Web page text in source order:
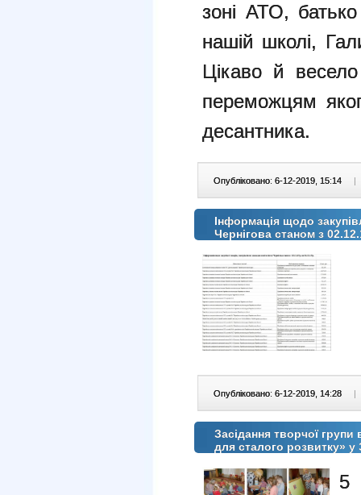
зоні АТО,
нашій школі,
Цікаво й
переможцям
десантника.
Опубліковано: 6-12-2019, 15:14 |
Інформація щодо
Чернігова станом з
Опубліковано: 6-12-2019, 14:28 |
Засідання творчої
для сталого розвитку»
5